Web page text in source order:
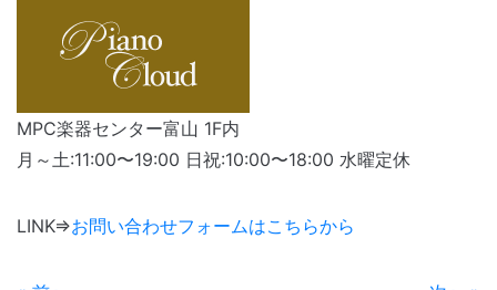
MPC楽器センター富山 1F内
月～土:11:00〜19:00 日祝:10:00〜18:00 水曜定休
LINK⇒お問い合わせフォームはこちらから